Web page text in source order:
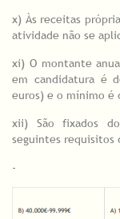
x) Às receitas
atividade não se
xi) O montante
em candidatura é
euros) e o mínimo é
xii) São fixados
seguintes requisitos
-